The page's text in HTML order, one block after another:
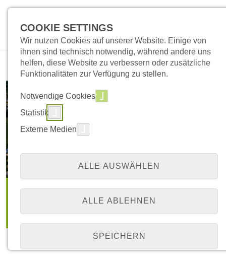
Medizinisches Angebot auf einen Blick
COOKIE SETTINGS
Wir nutzen Cookies auf unserer Website. Einige von
ihnen sind technisch notwendig, während andere uns
helfen, diese Website zu verbessern oder zusätzliche
Funktionalitäten zur Verfügung zu stellen.
Notwendige Cookies
Statistik
Externe Medien
ALLE AUSWÄHLEN
ALLE ABLEHNEN
SPEICHERN